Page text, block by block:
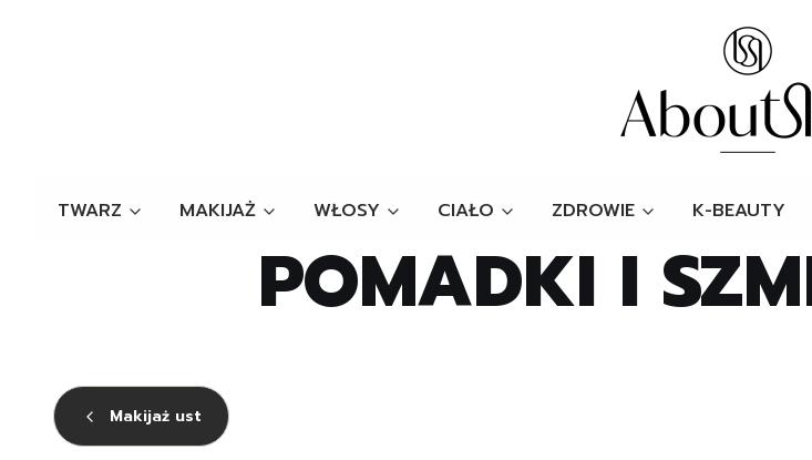
TWARZ MAKIJAŻ WŁOSY CIAŁO ZDROWIE K-BEAUTY
POMADKI I
Makijaż ust